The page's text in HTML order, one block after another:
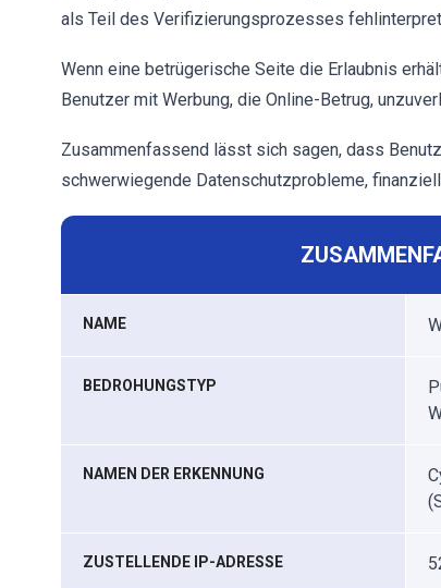
als Teil des Verifizierungsprozesses
Wenn eine betrügerische Seite die Erlaubnis
Benutzer mit Werbung, die Online-Betrug,
Zusammenfassend lässt sich sagen, dass
schwerwiegende Datenschutzprobleme,
NAME
BEDROHUNGSTYP
NAMEN DER ERKENNUNG
ZUSTELLENDE IP-ADRESSE